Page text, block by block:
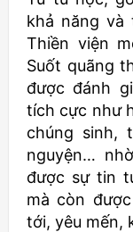
khả năng và
Thiền viện
Suốt quãng
được đánh
tích cực như
chúng sinh,
nguyện…
được sự tin
mà còn
tới, yêu mến,